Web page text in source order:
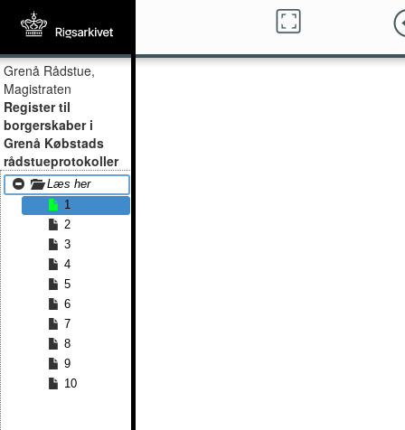
Grenå Rådstue,
Magistraten
Register til
borgerskaber i
Grenå Købstads
rådstueprotokoller
Læs her
1
2
3
4
5
6
7
8
9
10